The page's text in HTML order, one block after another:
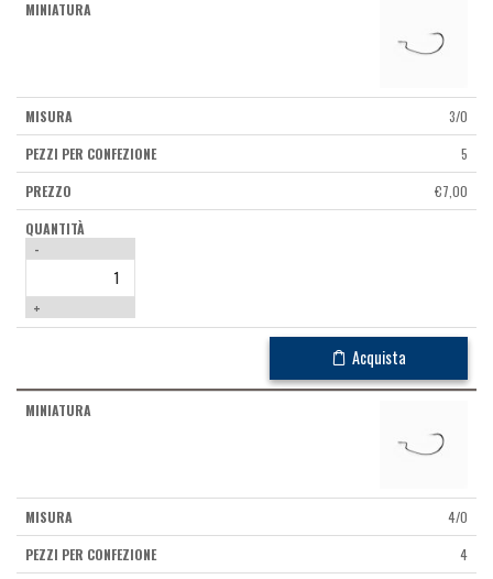
3/0
5
€7,00
-
+
Acquista
4/0
4